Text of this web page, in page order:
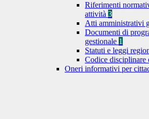
Riferimenti
attività 3
Atti amministrativi
Documenti di
gestionale 1
Statuti e leggi
Codice disciplinare
Oneri informativi per